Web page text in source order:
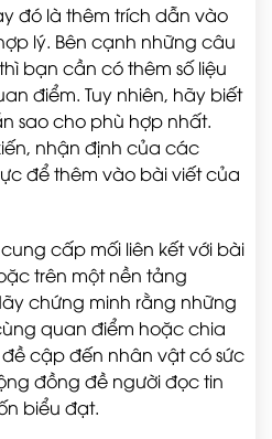
đó là thêm trích dẫn vào
lý. Bên cạnh những câu
bạn cần có thêm số liệu
điểm. Tuy nhiên, hãy biết
sao cho phù hợp nhất.
nhận định của các
để thêm vào bài viết của
cấp mối liên kết với bài
trên một nền tảng
chứng minh rằng những
quan điểm hoặc chia
cập đến nhân vật có sức
đồng đề người đọc tin
biểu đạt.